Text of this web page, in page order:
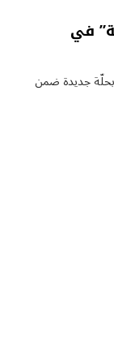
في
العام بحلّة جديدة ضمن